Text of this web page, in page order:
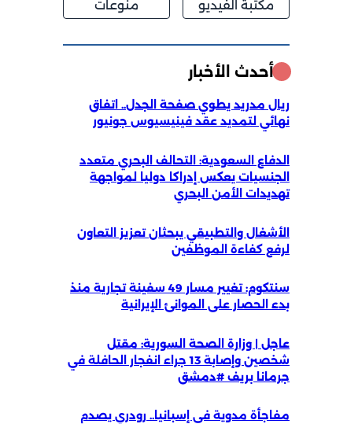
مكتبة الفيديو منوعات
أحدث الأخبار
ريال مدريد يطوي صفحة الجدل.. اتفاق
نهائي لتمديد عقد فينيسيوس جونيور
الدفاع السعودية: التحالف البحري متعدد
الجنسيات يعكس إدراكا دوليا لمواجهة
تهديدات الأمن البحري
الأشغال والتطبيقي يبحثان تعزيز التعاون
لرفع كفاءة الموظفين
سنتكوم: تغيير مسار 49 سفينة تجارية منذ
بدء الحصار على الموانئ الإيرانية
عاجل | وزارة الصحة السورية: مقتل
شخصين وإصابة 13 جراء انفجار الحافلة في
جرمانا بريف #دمشق
مفاجأة مدوية في إسبانيا.. رودري يصدم